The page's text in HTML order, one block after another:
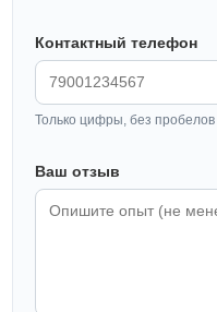
Контактный телефон
Только цифры, без
Ваш отзыв